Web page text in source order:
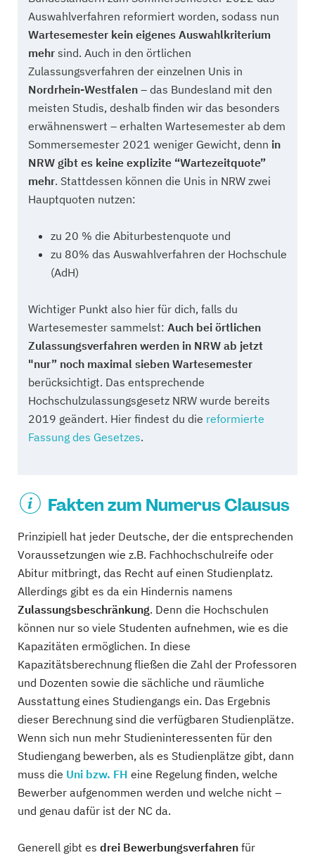
Auswahlverfahren reformiert worden, sodass nun
Wartesemester kein eigenes Auswahlkriterium
mehr sind. Auch in den örtlichen
Zulassungsverfahren der einzelnen Unis in
Nordrhein-Westfalen – das Bundesland mit den
meisten Studis, deshalb finden wir das besonders
erwähnenswert – erhalten Wartesemester ab dem
Sommersemester 2021 weniger Gewicht, denn in
NRW gibt es keine explizite “Wartezeitquote”
mehr. Stattdessen können die Unis in NRW zwei
Hauptquoten nutzen:
zu 20 % die Abiturbestenquote und
zu 80% das Auswahlverfahren der Hochschule
(AdH)
Wichtiger Punkt also hier für dich, falls du
Wartesemester sammelst: Auch bei örtlichen
Zulassungsverfahren werden in NRW ab jetzt
"nur” noch maximal sieben Wartesemester
berücksichtigt. Das entsprechende
Hochschulzulassungsgesetz NRW wurde bereits
2019 geändert. Hier findest du die reformierte
Fassung des Gesetzes.
Fakten zum Numerus Clausus
Prinzipiell hat jeder Deutsche, der die entsprechenden
Voraussetzungen wie z.B. Fachhochschulreife oder
Abitur mitbringt, das Recht auf einen Studienplatz.
Allerdings gibt es da ein Hindernis namens
Zulassungsbeschränkung. Denn die Hochschulen
können nur so viele Studenten aufnehmen, wie es die
Kapazitäten ermöglichen. In diese
Kapazitätsberechnung fließen die Zahl der Professoren
und Dozenten sowie die sächliche und räumliche
Ausstattung eines Studiengangs ein. Das Ergebnis
dieser Berechnung sind die verfügbaren Studienplätze.
Wenn sich nun mehr Studieninteressenten für den
Studiengang bewerben, als es Studienplätze gibt, dann
muss die Uni bzw. FH eine Regelung finden, welche
Bewerber aufgenommen werden und welche nicht –
und genau dafür ist der NC da.
Generell gibt es drei Bewerbungsverfahren für